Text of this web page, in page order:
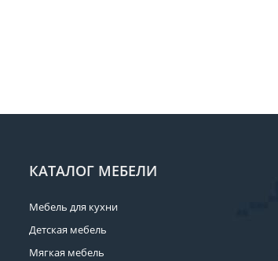
КАТАЛОГ МЕБЕЛИ
Мебель для кухни
Детская мебель
Мягкая мебель